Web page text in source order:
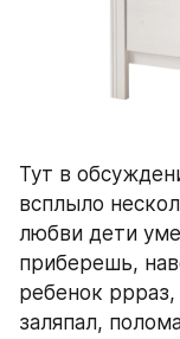
Тут в
всплыло
любви дети
приберешь,
ребенок
заляпал,